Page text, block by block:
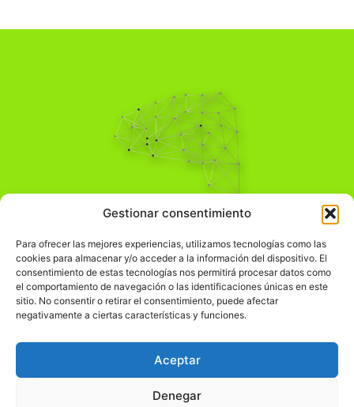
Gestionar consentimiento
Para ofrecer las mejores experiencias, utilizamos tecnologías como las
cookies para almacenar y/o acceder a la información del dispositivo. El
consentimiento de estas tecnologías nos permitirá procesar datos como
el comportamiento de navegación o las identificaciones únicas en este
sitio. No consentir o retirar el consentimiento, puede afectar
negativamente a ciertas características y funciones.
Aceptar
Denegar
Pensamiento Crítico
Comprender el mundo para transformarlo.
Información Legal
჻Política de privacidad
Política de cookies